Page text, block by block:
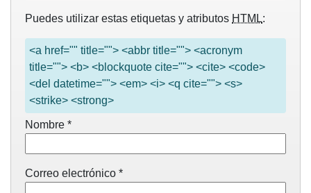
Puedes utilizar estas etiquetas y atributos HTML:
<a href="" title=""> <abbr title=""> <acronym
title=""> <b> <blockquote cite=""> <cite> <code>
<del datetime=""> <em> <i> <q cite=""> <s>
<strike> <strong>
Nombre *
Correo electrónico *